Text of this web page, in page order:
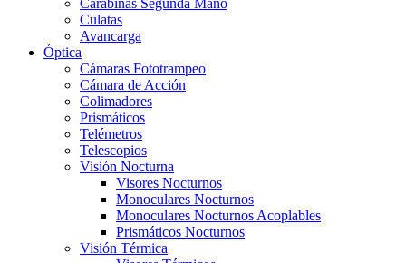
Carabinas Segunda Mano
Culatas
Avancarga
Óptica
Cámaras Fototrampeo
Cámara de Acción
Colimadores
Prismáticos
Telémetros
Telescopios
Visión Nocturna
Visores Nocturnos
Monoculares Nocturnos
Monoculares Nocturnos Acoplables
Prismáticos Nocturnos
Visión Térmica